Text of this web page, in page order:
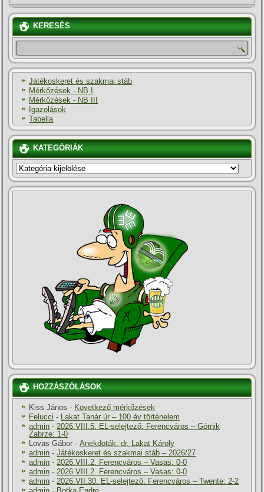
KERESÉS
Játékoskeret és szakmai stáb
Mérkőzések - NB I
Mérkőzések - NB III
Igazolások
Tabella
KATEGÓRIÁK
KATEGÓRIÁK
HOZZÁSZÓLÁSOK
Kiss János - Következő mérkőzések
Felucci - Lakat Tanár úr – 100 év történelem
admin -2026.VIII.5. EL-selejtező: Ferencváros – Górnik
Zabrze: 1-0
Lovas Gábor -Anekdoták: dr. Lakat Károly
admin -Játékoskeret és szakmai stáb – 2026/27
admin -2026.VIII.2. Ferencváros – Vasas: 0-0
admin -2026.VIII.2. Ferencváros – Vasas: 0-0
admin -2026.VII.30. EL-selejtező: Ferencváros – Twente: 2-2